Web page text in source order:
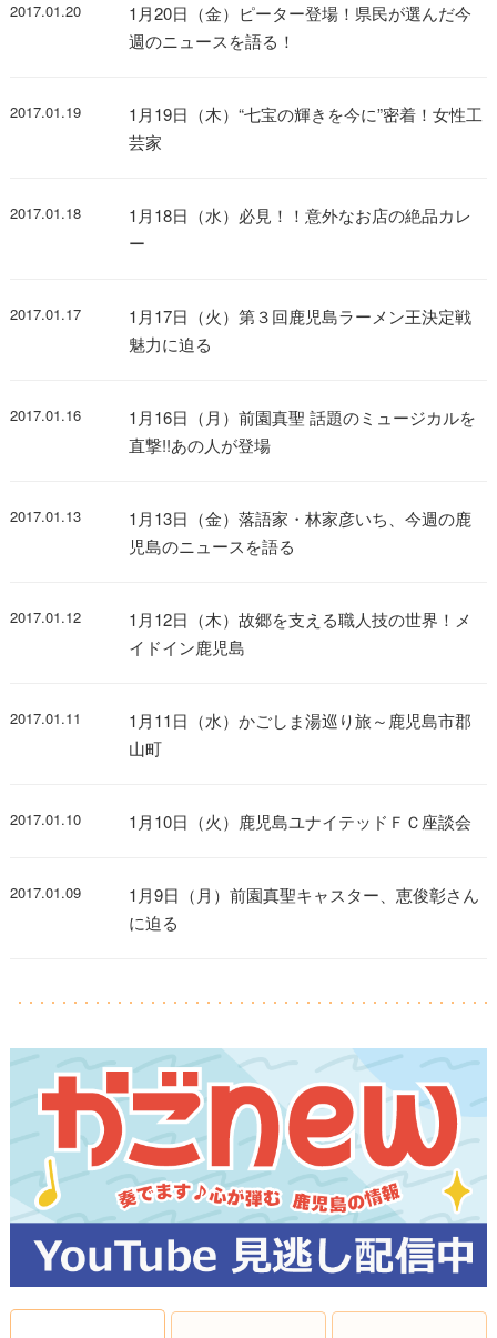
2017.01.20
1月20日（金）ピーター登場！県民が選んだ今
週のニュースを語る！
2017.01.19
1月19日（木）“七宝の輝きを今に”密着！女性工
芸家
2017.01.18
1月18日（水）必見！！意外なお店の絶品カレ
ー
2017.01.17
1月17日（火）第３回鹿児島ラーメン王決定戦
魅力に迫る
2017.01.16
1月16日（月）前園真聖 話題のミュージカルを
直撃!!あの人が登場
2017.01.13
1月13日（金）落語家・林家彦いち、今週の鹿
児島のニュースを語る
2017.01.12
1月12日（木）故郷を支える職人技の世界！メ
イドイン鹿児島
2017.01.11
1月11日（水）かごしま湯巡り旅～鹿児島市郡
山町
2017.01.10 1月10日（火）鹿児島ユナイテッドＦＣ座談会
2017.01.09
1月9日（月）前園真聖キャスター、恵俊彰さん
に迫る